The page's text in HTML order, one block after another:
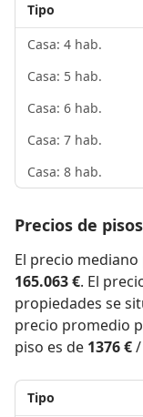
Tipo
Casa: 4 hab.
Casa: 5 hab.
Casa: 6 hab.
Casa: 7 hab.
Casa: 8 hab.
Precios de pisos
El precio
165.063 €. El
propiedades se
precio promedio
piso es de 1376 €
Tipo